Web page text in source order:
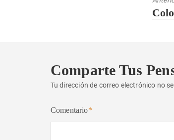
Comparte Tus
Tu dirección de correo electrónico no
Comentario*